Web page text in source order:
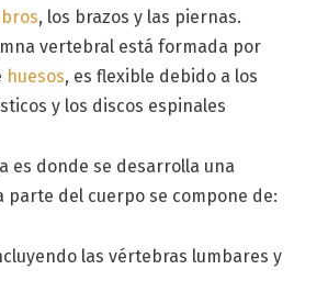
, los brazos y las piernas.
vertebral está formada por
huesos, es flexible debido a los
y los discos espinales
es donde se desarrolla una
parte del cuerpo se compone de:
las vértebras lumbares y